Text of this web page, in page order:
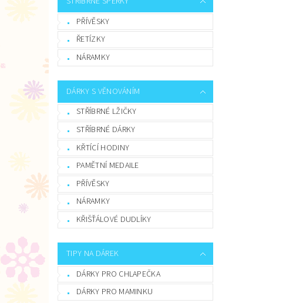
PŘÍVĚSKY
ŘETÍZKY
NÁRAMKY
DÁRKY S VĚNOVÁNÍM
STŘÍBRNÉ LŽIČKY
STŘÍBRNÉ DÁRKY
KŘTÍCÍ HODINY
PAMĚTNÍ MEDAILE
PŘÍVĚSKY
NÁRAMKY
KŘIŠŤÁLOVÉ DUDLÍKY
TIPY NA DÁREK
DÁRKY PRO CHLAPEČKA
DÁRKY PRO MAMINKU